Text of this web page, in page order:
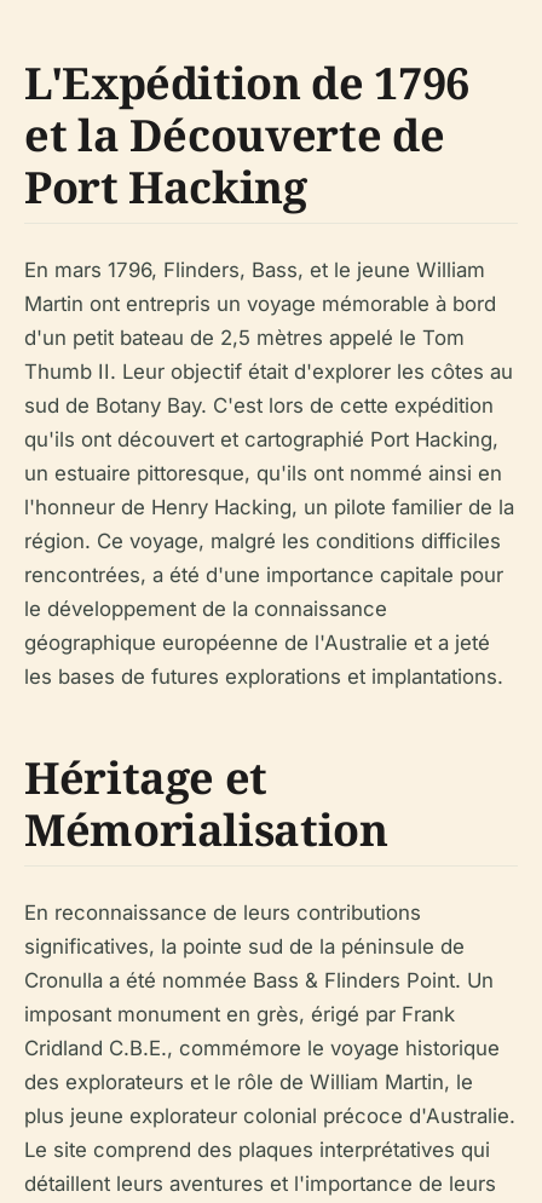
L'Expédition de 1796
et la Découverte de
Port Hacking
En mars 1796, Flinders, Bass, et le jeune William
Martin ont entrepris un voyage mémorable à bord
d'un petit bateau de 2,5 mètres appelé le Tom
Thumb II. Leur objectif était d'explorer les côtes au
sud de Botany Bay. C'est lors de cette expédition
qu'ils ont découvert et cartographié Port Hacking,
un estuaire pittoresque, qu'ils ont nommé ainsi en
l'honneur de Henry Hacking, un pilote familier de la
région. Ce voyage, malgré les conditions difficiles
rencontrées, a été d'une importance capitale pour
le développement de la connaissance
géographique européenne de l'Australie et a jeté
les bases de futures explorations et implantations.
Héritage et
Mémorialisation
En reconnaissance de leurs contributions
significatives, la pointe sud de la péninsule de
Cronulla a été nommée Bass & Flinders Point. Un
imposant monument en grès, érigé par Frank
Cridland C.B.E., commémore le voyage historique
des explorateurs et le rôle de William Martin, le
plus jeune explorateur colonial précoce d'Australie.
Le site comprend des plaques interprétatives qui
détaillent leurs aventures et l'importance de leurs